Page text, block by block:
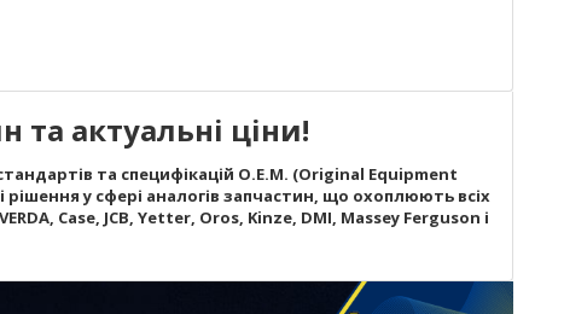
та актуальні ціни!
та специфікацій O.E.M. (Original Equipment
у сфері аналогів запчастин, що охоплюють всіх
Case, JCB, Yetter, Oros, Kinze, DMI, Massey Ferguson і